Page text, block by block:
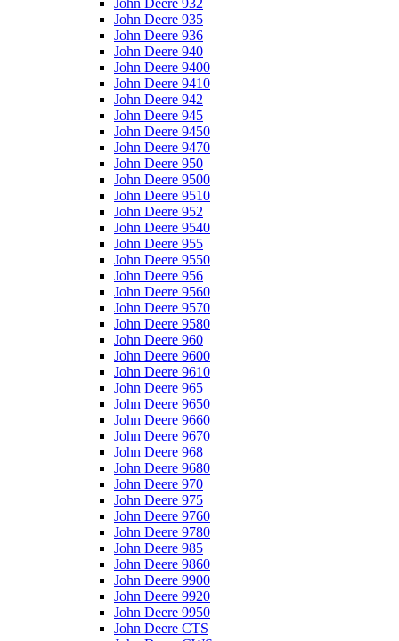
John Deere 932
John Deere 935
John Deere 936
John Deere 940
John Deere 9400
John Deere 9410
John Deere 942
John Deere 945
John Deere 9450
John Deere 9470
John Deere 950
John Deere 9500
John Deere 9510
John Deere 952
John Deere 9540
John Deere 955
John Deere 9550
John Deere 956
John Deere 9560
John Deere 9570
John Deere 9580
John Deere 960
John Deere 9600
John Deere 9610
John Deere 965
John Deere 9650
John Deere 9660
John Deere 9670
John Deere 968
John Deere 9680
John Deere 970
John Deere 975
John Deere 9760
John Deere 9780
John Deere 985
John Deere 9860
John Deere 9900
John Deere 9920
John Deere 9950
John Deere CTS